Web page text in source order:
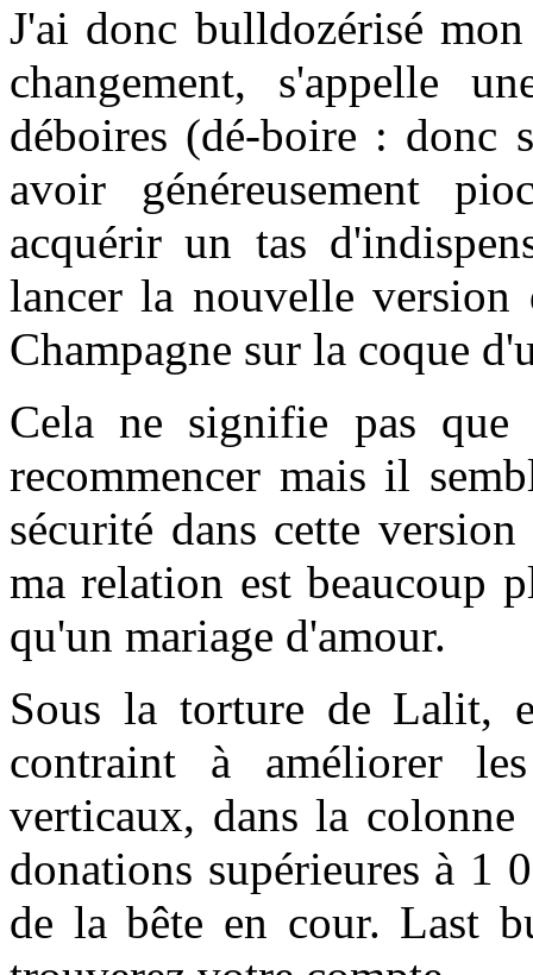
J'ai donc bulldozérisé
changement, s'appelle
déboires (dé-boire : donc
avoir généreusement
acquérir un tas
lancer la nouvelle
Champagne sur la coque
Cela ne signifie pas que
recommencer mais il
sécurité dans cette
ma relation est beaucoup
qu'un mariage d'amour.
Sous la torture de Lalit,
contraint à améliorer
verticaux, dans la colonne
donations supérieures à 1
de la bête en cour. Last